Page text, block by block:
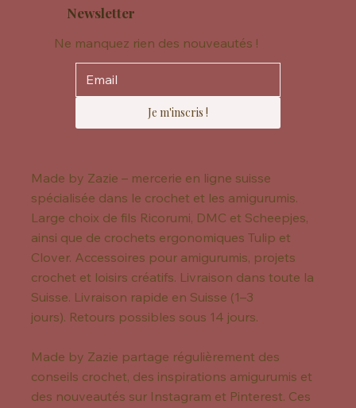
Newsletter
Ne manquez rien des nouveautés !
Je m'inscris !
Made by Zazie – mercerie en ligne suisse
spécialisée dans le crochet et les amigurumis.
Large choix de fils Ricorumi, DMC et Scheepjes,
ainsi que de crochets ergonomiques Tulip et
Clover. Accessoires pour amigurumis, projets
crochet et loisirs créatifs. Livraison dans toute la
Suisse. Livraison rapide en Suisse (1–3
jours). Retours possibles sous 14 jours.
Made by Zazie partage régulièrement des
conseils crochet, des inspirations amigurumis et
des nouveautés sur Instagram et Pinterest. Ces